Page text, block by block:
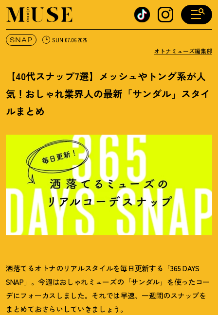
オトナミューズ ウェブ
SNAP SUN.07.06 2025
オトナミューズ編集部
【40代スナップ7選】メッシュやトング系が人
気 ！ おしゃれ業界人の最新「サンダル」スタイ
ルまとめ
洒落てるオトナのリアルスタイルを毎日更新する「365 DAYS
SNAP」。今週はおしゃれミューズの「サンダル」を使ったコー
デにフォーカスしました。それでは早速、一週間のスナップを
まとめておさらいしていきましょう。